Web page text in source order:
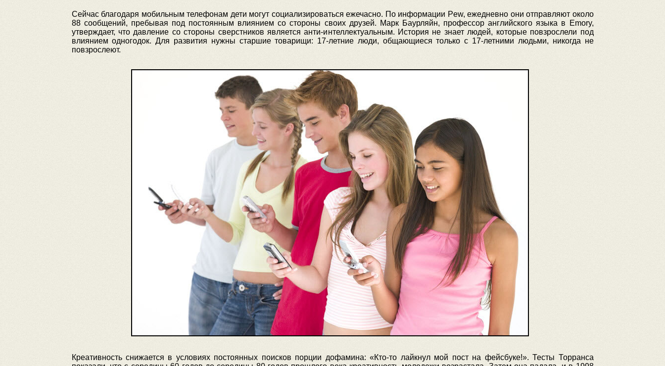
Сейчас благодаря мобильным телефонам дети могут социализироваться ежечасно. По информации Pew, ежедневно они отправляют около
88 сообщений, пребывая под постоянным влиянием со стороны своих друзей. Марк Баурляйн, профессор английского языка в Emory,
утверждает, что давление со стороны сверстников является анти-интеллектуальным. История не знает людей, которые повзрослели под
влиянием одногодок. Для развития нужны старшие товарищи: 17-летние люди, общающиеся только с 17-летними людьми, никогда не
повзрослеют.
Креативность снижается в условиях постоянных поисков порции дофамина: «Кто-то лайкнул мой пост на фейсбуке!». Тесты Торранса